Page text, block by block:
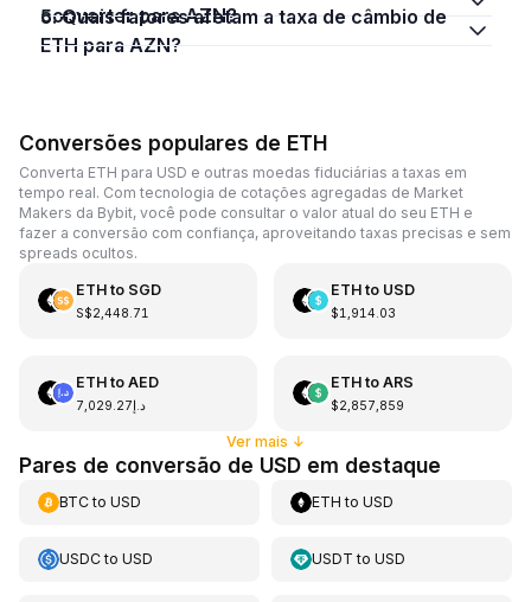
converter para AZN?
5. Quais fatores afetam a taxa de câmbio de
ETH para AZN?
Conversões populares de ETH
Converta ETH para USD e outras moedas fiduciárias a taxas em
tempo real. Com tecnologia de cotações agregadas de Market
Makers da Bybit, você pode consultar o valor atual do seu ETH e
fazer a conversão com confiança, aproveitando taxas precisas e sem
spreads ocultos.
ETHto SGD
S$2,448.71
ETHto USD
$1,914.03
ETHto AED
د.إ7,029.27
ETHto ARS
$2,857,859
Ver mais ↓
Pares de conversão de USD em destaque
BTCto USD ETH toUSD
USDCto USD USDT toUSD